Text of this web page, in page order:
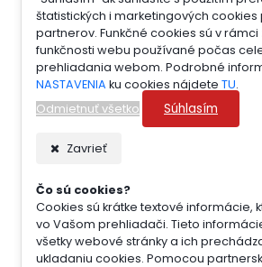
štatistických i marketingových cookies
partnerov. Funkčné cookies sú v
funkčnosti webu používané počas
prehliadania webom. Podrobné
NASTAVENIA ku cookies nájdete TU.
Odmietnuť všetko
Súhlasím
Zavrieť
Čo sú cookies?
Cookies sú krátke textové informácie,
vo Vašom prehliadači. Tieto
všetky webové stránky a ich
ukladaniu cookies. Pomocou